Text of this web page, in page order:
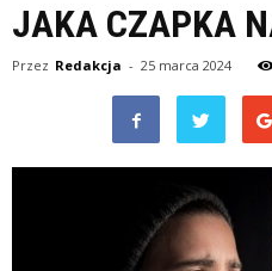
JAKA CZAPKA
Przez Redakcja - 25 marca 2024